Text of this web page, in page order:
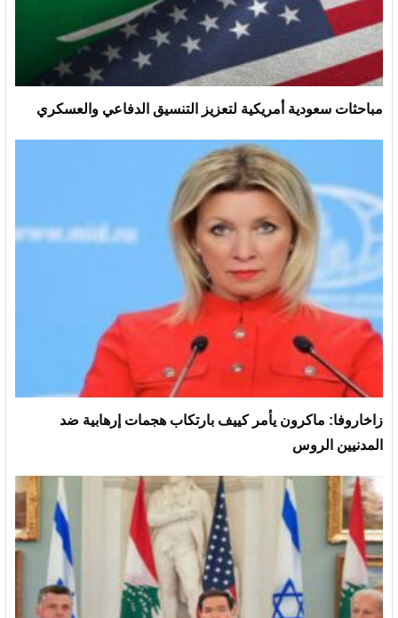
مباحثات سعودية أمريكية لتعزيز التنسيق الدفاعي والعسكري
زاخاروفا: ماكرون يأمر كييف بارتكاب هجمات إرهابية ضد
المدنيين الروس